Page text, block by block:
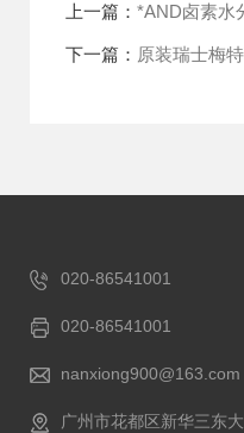
上一篇： *AND卤素水
下一篇： 原装瑞士梅
020-86541001
020-86541001
nanxiong900@163.com
广州市花都区新华三东